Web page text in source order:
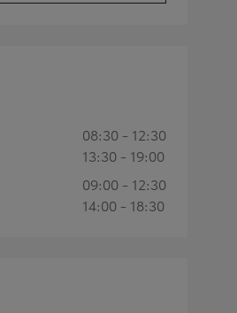
08:30 - 12:30
13:30 - 19:00
09:00 - 12:30
14:00 - 18:30